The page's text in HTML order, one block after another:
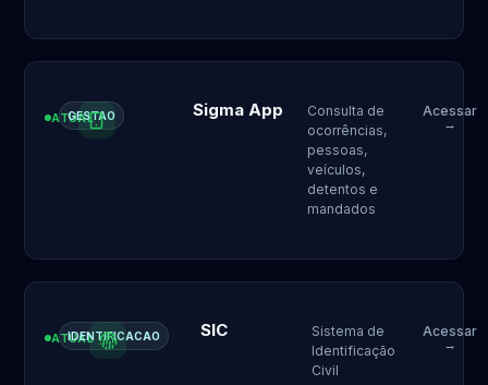
ATUAL
GESTAO Sigma App
Consulta de
ocorrências,
pessoas,
veículos,
detentos e
mandados
Acessar
→
ATUAL
IDENTIFICACAO SIC
Sistema de
Identificação
Civil
Acessar
→